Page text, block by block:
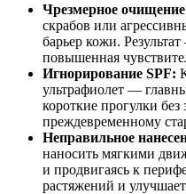
Чрезмерное
скрабов или
барьер кожи.
повышенная
Игнорирование SPF:
ультрафиолет —
короткие прогулки
преждевременному
Неправильное
наносить мягкими
и продвигаясь к
растяжений и